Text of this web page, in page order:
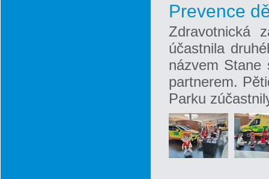
Prevence
Zdravotnická
účastnila
názvem
partnerem.
Parku